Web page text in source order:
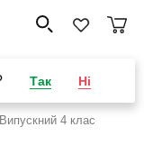
Так Ні
Випускний 4 клас